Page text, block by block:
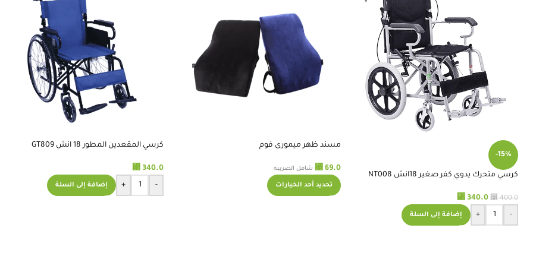
-15%
كرسي متحرك يدوي كفر صغير 18انش NT008
⃁400.0
⃁ 340.0
-
+ إضافة إلى السلة
مسند ظهر ميمورى فوم
⃁ 69.0 شامل الضريبه
تحديد أحد الخيارات
كرسي المقعدين المطور 18 انش GT809
⃁ 340.0
-
+ إضافة إلى السلة